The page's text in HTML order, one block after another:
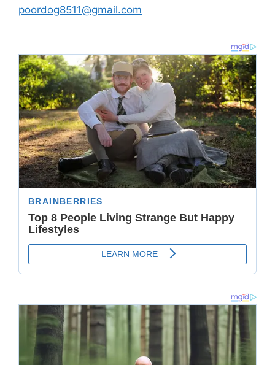
poordog8511@gmail.com